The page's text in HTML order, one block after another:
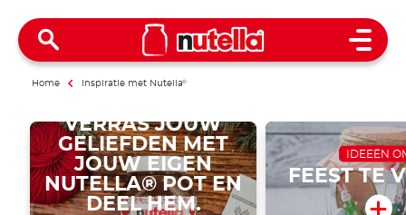
Open
Home Inspiratie met Nutella®
VERRAS JOUW
GELIEFDEN MET
JOUW EIGEN
NUTELLA® POT EN
DEEL HEM.
IDEEËN
FEEST TE